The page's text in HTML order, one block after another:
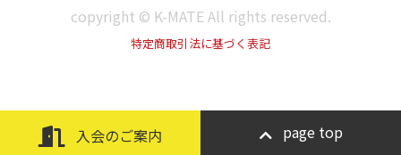
copyright © K-MATE All rights reserved.
特定商取引法に基づく表記
入会のご案内 page top